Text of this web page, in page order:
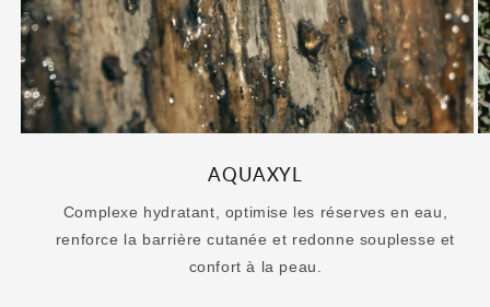
AQUAXYL
Complexe hydratant, optimise les réserves en eau,
renforce la barrière cutanée et redonne souplesse et
confort à la peau.